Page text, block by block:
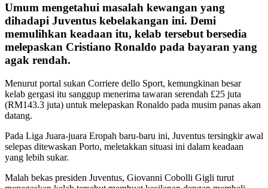
Umum mengetahui masalah kewangan yang
dihadapi Juventus kebelakangan ini. Demi
memulihkan keadaan itu, kelab tersebut bersedia
melepaskan Cristiano Ronaldo pada bayaran yang
agak rendah.
Menurut portal sukan Corriere dello Sport, kemungkinan besar
kelab gergasi itu sanggup menerima tawaran serendah £25 juta
(RM143.3 juta) untuk melepaskan Ronaldo pada musim panas akan
datang.
Pada Liga Juara-juara Eropah baru-baru ini, Juventus tersingkir awal
selepas ditewaskan Porto, meletakkan situasi ini dalam keadaan
yang lebih sukar.
Malah bekas presiden Juventus, Giovanni Cobolli Gigli turut